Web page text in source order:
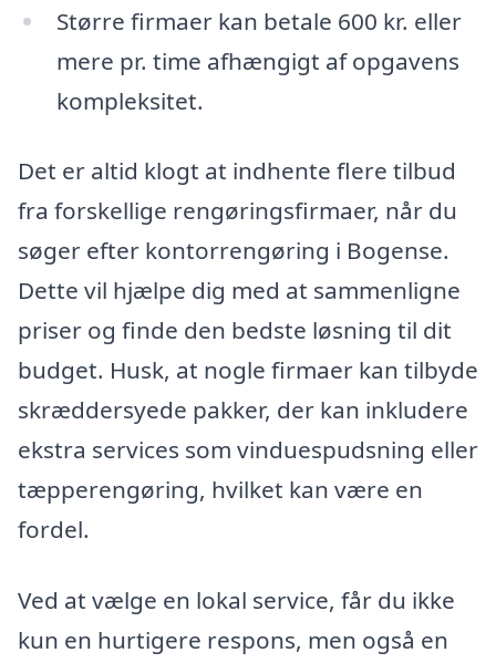
Større firmaer kan betale 600 kr. eller
mere pr. time afhængigt af opgavens
kompleksitet.
Det er altid klogt at indhente flere tilbud
fra forskellige rengøringsfirmaer, når du
søger efter kontorrengøring i Bogense.
Dette vil hjælpe dig med at sammenligne
priser og finde den bedste løsning til dit
budget. Husk, at nogle firmaer kan tilbyde
skræddersyede pakker, der kan inkludere
ekstra services som vinduespudsning eller
tæpperengøring, hvilket kan være en
fordel.
Ved at vælge en lokal service, får du ikke
kun en hurtigere respons, men også en